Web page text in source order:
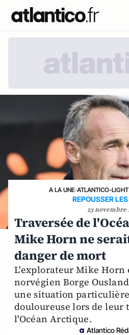
A LA UNE›ATLANTICO-LIGHT
REPOUSSER
23 novembre
Traversée de
Mike Horn ne
danger de mort
L'explorateur Mike Horn
norvégien Borge
une situation
douloureuse lors de leur
l'Océan Arctique.
Atlantico